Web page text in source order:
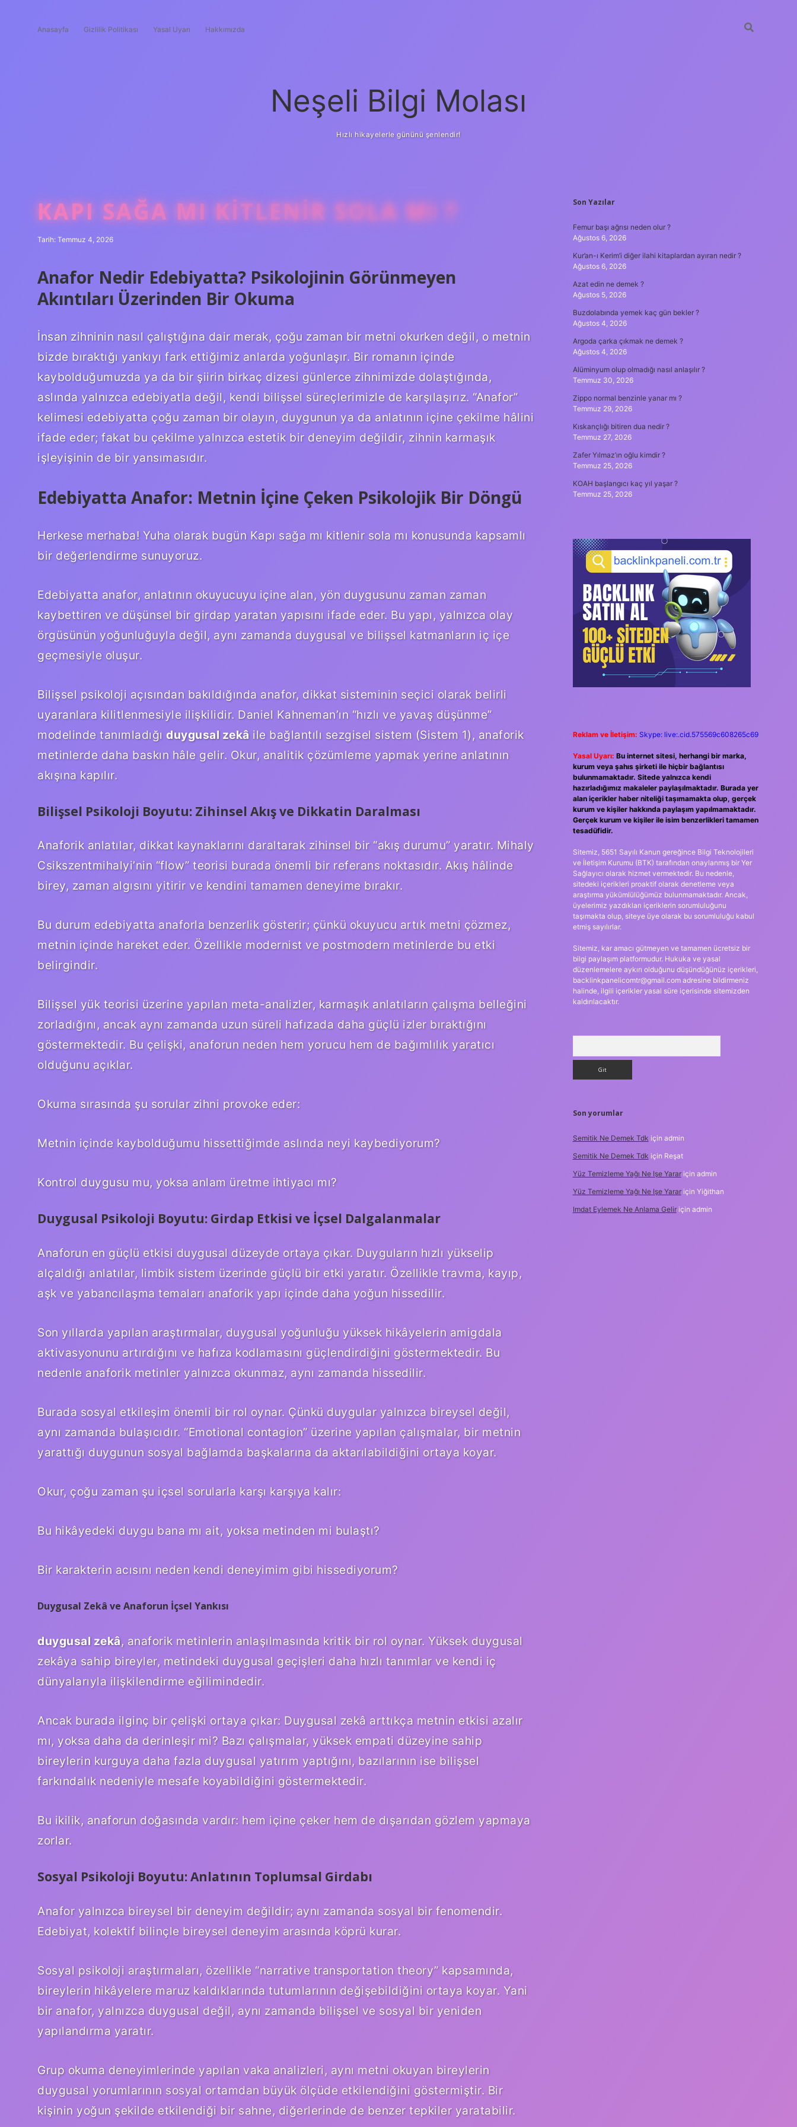
Anasayfa Gizlilik Politikası Yasal Uyarı Hakkımızda
Neşeli Bilgi Molası
Hızlı hikayelerle gününü şenlendir!
KAPI SAĞA MI KITLENIR SOLA MI ?
Tarih: Temmuz 4, 2026
Anafor Nedir Edebiyatta? Psikolojinin Görünmeyen
Akıntıları Üzerinden Bir Okuma
İnsan zihninin nasıl çalıştığına dair merak, çoğu zaman bir metni okurken değil, o metnin
bizde bıraktığı yankıyı fark ettiğimiz anlarda yoğunlaşır. Bir romanın içinde
kaybolduğumuzda ya da bir şiirin birkaç dizesi günlerce zihnimizde dolaştığında,
aslında yalnızca edebiyatla değil, kendi bilişsel süreçlerimizle de karşılaşırız. “Anafor”
kelimesi edebiyatta çoğu zaman bir olayın, duygunun ya da anlatının içine çekilme hâlini
ifade eder; fakat bu çekilme yalnızca estetik bir deneyim değildir, zihnin karmaşık
işleyişinin de bir yansımasıdır.
Edebiyatta Anafor: Metnin İçine Çeken Psikolojik Bir Döngü
Herkese merhaba! Yuha olarak bugün Kapı sağa mı kitlenir sola mı konusunda kapsamlı
bir değerlendirme sunuyoruz.
Edebiyatta anafor, anlatının okuyucuyu içine alan, yön duygusunu zaman zaman
kaybettiren ve düşünsel bir girdap yaratan yapısını ifade eder. Bu yapı, yalnızca olay
örgüsünün yoğunluğuyla değil, aynı zamanda duygusal ve bilişsel katmanların iç içe
geçmesiyle oluşur.
Bilişsel psikoloji açısından bakıldığında anafor, dikkat sisteminin seçici olarak belirli
uyaranlara kilitlenmesiyle ilişkilidir. Daniel Kahneman’ın “hızlı ve yavaş düşünme”
modelinde tanımladığı duygusal zekâile bağlantılı sezgisel sistem (Sistem 1), anaforik
metinlerde daha baskın hâle gelir. Okur, analitik çözümleme yapmak yerine anlatının
akışına kapılır.
Bilişsel Psikoloji Boyutu: Zihinsel Akış ve Dikkatin Daralması
Anaforik anlatılar, dikkat kaynaklarını daraltarak zihinsel bir “akış durumu” yaratır. Mihaly
Csikszentmihalyi’nin “flow” teorisi burada önemli bir referans noktasıdır. Akış hâlinde
birey, zaman algısını yitirir ve kendini tamamen deneyime bırakır.
Bu durum edebiyatta anaforla benzerlik gösterir; çünkü okuyucu artık metni çözmez,
metnin içinde hareket eder. Özellikle modernist ve postmodern metinlerde bu etki
belirgindir.
Bilişsel yük teorisi üzerine yapılan meta-analizler, karmaşık anlatıların çalışma belleğini
zorladığını, ancak aynı zamanda uzun süreli hafızada daha güçlü izler bıraktığını
göstermektedir. Bu çelişki, anaforun neden hem yorucu hem de bağımlılık yaratıcı
olduğunu açıklar.
Okuma sırasında şu sorular zihni provoke eder:
Metnin içinde kaybolduğumu hissettiğimde aslında neyi kaybediyorum?
Kontrol duygusu mu, yoksa anlam üretme ihtiyacı mı?
Duygusal Psikoloji Boyutu: Girdap Etkisi ve İçsel Dalgalanmalar
Anaforun en güçlü etkisi duygusal düzeyde ortaya çıkar. Duyguların hızlı yükselip
alçaldığı anlatılar, limbik sistem üzerinde güçlü bir etki yaratır. Özellikle travma, kayıp,
aşk ve yabancılaşma temaları anaforik yapı içinde daha yoğun hissedilir.
Son yıllarda yapılan araştırmalar, duygusal yoğunluğu yüksek hikâyelerin amigdala
aktivasyonunu artırdığını ve hafıza kodlamasını güçlendirdiğini göstermektedir. Bu
nedenle anaforik metinler yalnızca okunmaz, aynı zamanda hissedilir.
Burada sosyal etkileşim önemli bir rol oynar. Çünkü duygular yalnızca bireysel değil,
aynı zamanda bulaşıcıdır. “Emotional contagion” üzerine yapılan çalışmalar, bir metnin
yarattığı duygunun sosyal bağlamda başkalarına da aktarılabildiğini ortaya koyar.
Okur, çoğu zaman şu içsel sorularla karşı karşıya kalır:
Bu hikâyedeki duygu bana mı ait, yoksa metinden mi bulaştı?
Bir karakterin acısını neden kendi deneyimim gibi hissediyorum?
Duygusal Zekâ ve Anaforun İçsel Yankısı
duygusal zekâ, anaforik metinlerin anlaşılmasında kritik bir rol oynar. Yüksek duygusal
zekâya sahip bireyler, metindeki duygusal geçişleri daha hızlı tanımlar ve kendi iç
dünyalarıyla ilişkilendirme eğilimindedir.
Ancak burada ilginç bir çelişki ortaya çıkar: Duygusal zekâ arttıkça metnin etkisi azalır
mı, yoksa daha da derinleşir mi? Bazı çalışmalar, yüksek empati düzeyine sahip
bireylerin kurguya daha fazla duygusal yatırım yaptığını, bazılarının ise bilişsel
farkındalık nedeniyle mesafe koyabildiğini göstermektedir.
Bu ikilik, anaforun doğasında vardır: hem içine çeker hem de dışarıdan gözlem yapmaya
zorlar.
Sosyal Psikoloji Boyutu: Anlatının Toplumsal Girdabı
Anafor yalnızca bireysel bir deneyim değildir; aynı zamanda sosyal bir fenomendir.
Edebiyat, kolektif bilinçle bireysel deneyim arasında köprü kurar.
Sosyal psikoloji araştırmaları, özellikle “narrative transportation theory” kapsamında,
bireylerin hikâyelere maruz kaldıklarında tutumlarının değişebildiğini ortaya koyar. Yani
bir anafor, yalnızca duygusal değil, aynı zamanda bilişsel ve sosyal bir yeniden
yapılandırma yaratır.
Grup okuma deneyimlerinde yapılan vaka analizleri, aynı metni okuyan bireylerin
duygusal yorumlarının sosyal ortamdan büyük ölçüde etkilendiğini göstermiştir. Bir
kişinin yoğun şekilde etkilendiği bir sahne, diğerlerinde de benzer tepkiler yaratabilir.
SIDEBAR
Son Yazılar
Femur başı ağrısı neden olur ?
Ağustos 6, 2026
Kur’an-ı Kerim’i diğer ilahi kitaplardan ayıran nedir ?
Ağustos 6, 2026
Azat edin ne demek ?
Ağustos 5, 2026
Buzdolabında yemek kaç gün bekler ?
Ağustos 4, 2026
Argoda çarka çıkmak ne demek ?
Ağustos 4, 2026
Alüminyum olup olmadığı nasıl anlaşılır ?
Temmuz 30, 2026
Zippo normal benzinle yanar mı ?
Temmuz 29, 2026
Kıskançlığı bitiren dua nedir ?
Temmuz 27, 2026
Zafer Yılmaz’ın oğlu kimdir ?
Temmuz 25, 2026
KOAH başlangıcı kaç yıl yaşar ?
Temmuz 25, 2026
Reklam ve İletişim: Skype: live:.cid.575569c608265c69
Yasal Uyarı: Bu internet sitesi, herhangi bir marka,
kurum veya şahıs şirketi ile hiçbir bağlantısı
bulunmamaktadır. Sitede yalnızca kendi
hazırladığımız makaleler paylaşılmaktadır. Burada yer
alan içerikler haber niteliği taşımamakta olup, gerçek
kurum ve kişiler hakkında paylaşım yapılmamaktadır.
Gerçek kurum ve kişiler ile isim benzerlikleri tamamen
tesadüfidir.
Sitemiz, 5651 Sayılı Kanun gereğince Bilgi Teknolojileri
ve İletişim Kurumu (BTK) tarafından onaylanmış bir Yer
Sağlayıcı olarak hizmet vermektedir. Bu nedenle,
sitedeki içerikleri proaktif olarak denetleme veya
araştırma yükümlülüğümüz bulunmamaktadır. Ancak,
üyelerimiz yazdıkları içeriklerin sorumluluğunu
taşımakta olup, siteye üye olarak bu sorumluluğu kabul
etmiş sayılırlar.
Sitemiz, kar amacı gütmeyen ve tamamen ücretsiz bir
bilgi paylaşım platformudur. Hukuka ve yasal
düzenlemelere aykırı olduğunu düşündüğünüz içerikleri,
backlinkpanelicomtr@gmail.comadresine bildirmeniz
halinde, ilgili içerikler yasal süre içerisinde sitemizden
kaldırılacaktır.
Son yorumlar
Semitik Ne Demek Tdk için admin
Semitik Ne Demek Tdk için Reşat
Yüz Temizleme Yağı Ne Işe Yarariçin admin
Yüz Temizleme Yağı Ne Işe Yarariçin Yiğithan
Imdat Eylemek Ne Anlama Geliriçin admin